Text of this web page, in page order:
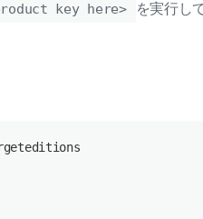
key here>
を実行し